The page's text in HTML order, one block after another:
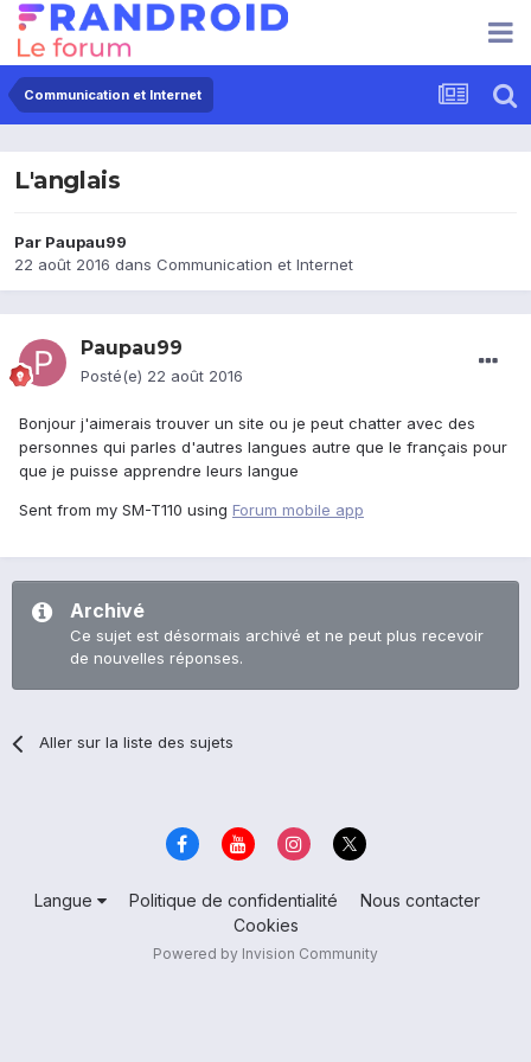
Communication et Internet
L'anglais
Par Paupau99
22 août 2016 dans Communication et Internet
Paupau99
Posté(e) 22 août 2016
Bonjour j'aimerais trouver un site ou je peut chatter avec des
personnes qui parles d'autres langues autre que le français pour
que je puisse apprendre leurs langue
Sent from my SM-T110 using Forum mobile app
Archivé
Ce sujet est désormais archivé et ne peut plus recevoir
de nouvelles réponses.
Aller sur la liste des sujets
Langue Politique de confidentialité
Nous contacter
Cookies
Powered by Invision Community